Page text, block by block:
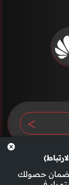
لضمان حصولك